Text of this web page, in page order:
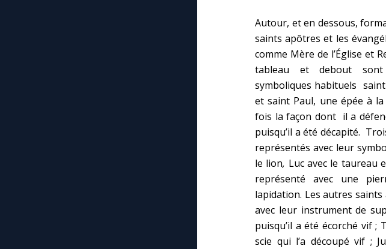
Autour, et en dessous,
saints apôtres et les
comme Mère de l’Église et
tableau et debout
symboliques habituels
et saint Paul, une épée à
fois la façon dont il a
puisqu’il a été décapité.
représentés avec leur
le lion, Luc avec le taureau
représenté avec une
lapidation. Les autres
avec leur instrument de
puisqu’il a été écorché vif ;
scie qui l’a découpé vif ;